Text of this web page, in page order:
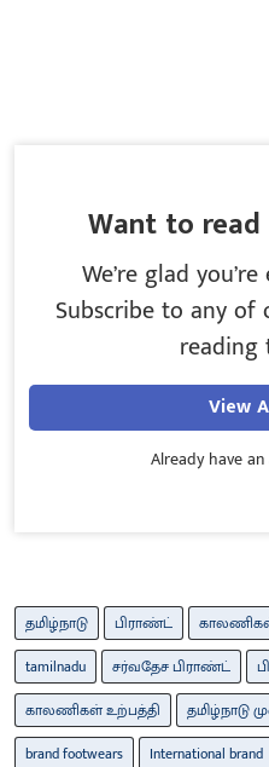
Want to
We’re glad
Subscribe to any
reading
View
Already have
தமிழ்நாடு பிராண்ட்
tamilnadu
சர்வதேச பிராண்ட்
காலணிகள் உற்பத்தி
தமிழ்நாடு
brand footwears
International brand